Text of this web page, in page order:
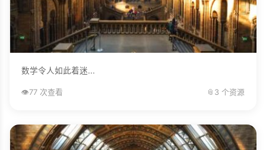
数学令人如此着迷...
👁️77 次查看 📎 3 个资源